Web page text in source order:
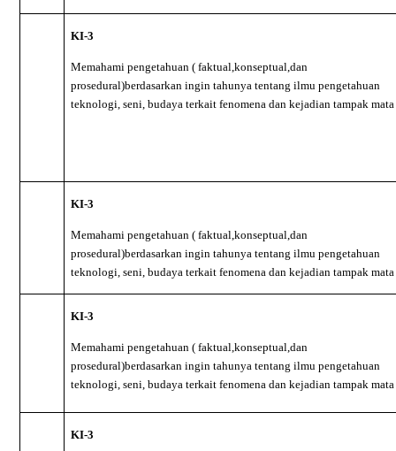
KI-3
Memahami pengetahuan ( faktual,konseptual,dan
prosedural)berdasarkan ingin tahunya tentang ilmu pengetahuan
teknologi, seni, budaya terkait fenomena dan kejadian tampak mata
KI-3
Memahami pengetahuan ( faktual,konseptual,dan
prosedural)berdasarkan ingin tahunya tentang ilmu pengetahuan
teknologi, seni, budaya terkait fenomena dan kejadian tampak mata
KI-3
Memahami pengetahuan ( faktual,konseptual,dan
prosedural)berdasarkan ingin tahunya tentang ilmu pengetahuan
teknologi, seni, budaya terkait fenomena dan kejadian tampak mata
KI-3